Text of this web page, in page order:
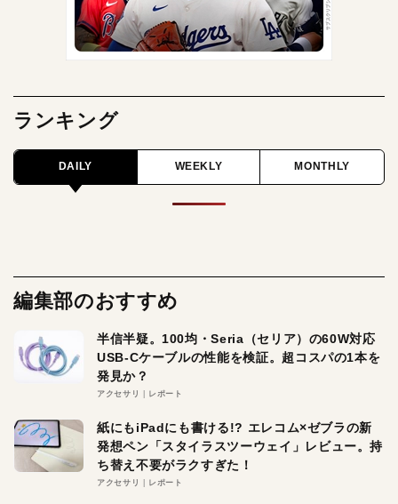
ランキング
DAILY WEEKLY MONTHLY
編集部のおすすめ
半信半疑。100均・Seria（セリア）の60W対応
USB-Cケーブルの性能を検証。超コスパの1本を
発見か？
アクセサリ レポート
紙にもiPadにも書ける!? エレコム×ゼブラの新
発想ペン「スタイラスツーウェイ」レビュー。持
ち替え不要がラクすぎた！
アクセサリ レポート